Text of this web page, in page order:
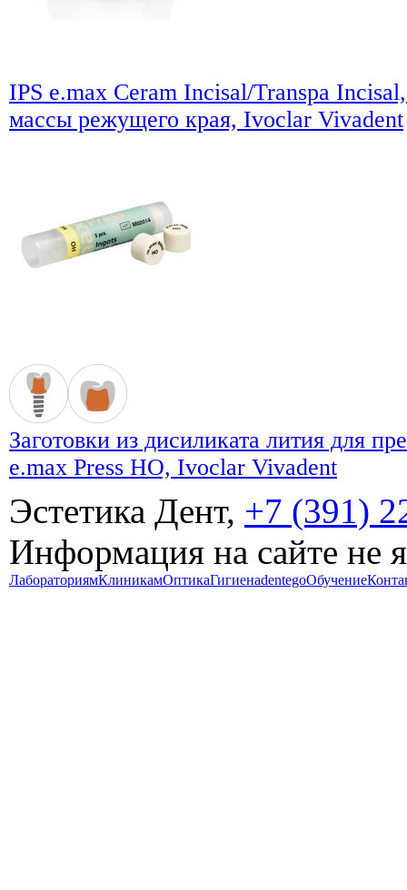
IPS e.max Ceram Incisal/Transpa
массы режущего края, Ivoclar Vivadent
Заготовки из дисиликата лития для
e.max Press HO, Ivoclar Vivadent
Эстетика Дент, +7 (391)
Информация на сайте не
ЛабораториямКлиникамОптикаГигиенаdentegoОбучение